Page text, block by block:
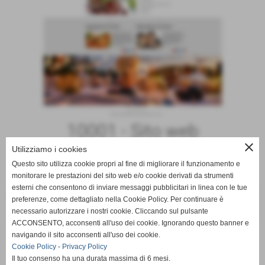
10001 - Sito web
Presentazione
cod.:SW10001-aziendadiservizi-I modelli
€ 39,00
GUARDA IL DEMO
close
Utilizziamo i cookies
Questo sito utilizza cookie propri al fine di migliorare il funzionamento e
monitorare le prestazioni del sito web e/o cookie derivati da strumenti
esterni che consentono di inviare messaggi pubblicitari in linea con le tue
preferenze, come dettagliato nella Cookie Policy. Per continuare è
necessario autorizzare i nostri cookie. Cliccando sul pulsante
ACCONSENTO, acconsenti all'uso dei cookie. Ignorando questo banner e
navigando il sito acconsenti all'uso dei cookie.
Cookie Policy - Privacy Policy
Il tuo consenso ha una durata massima di 6 mesi.